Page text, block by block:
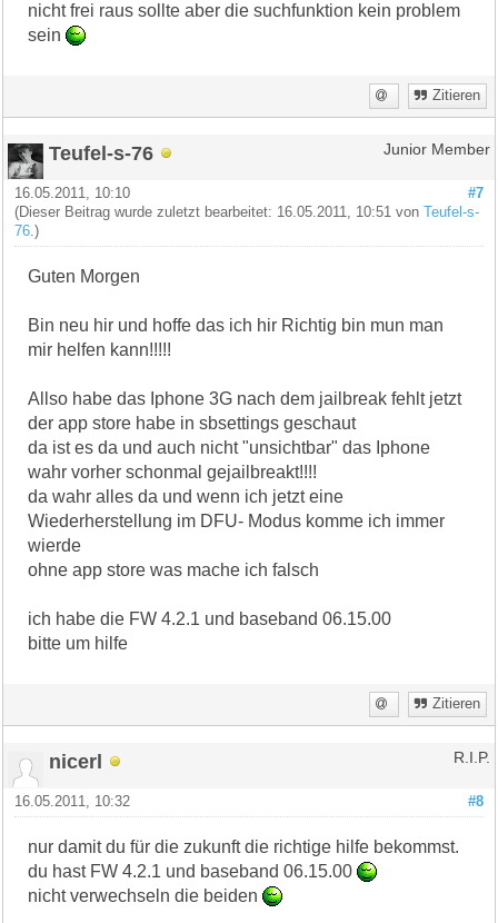
nicht frei raus sollte aber die suchfunktion kein problem
sein
Zitieren
Teufel-s-76 Junior Member
#7
16.05.2011, 10:10
(Dieser Beitrag wurde zuletzt bearbeitet: 16.05.2011, 10:51 vonTeufel-s-
76 .)
Guten Morgen
Bin neu hir und hoffe das ich hir Richtig bin mun man
mir helfen kann!!!!!
Allso habe das Iphone 3G nach dem jailbreak fehlt jetzt
der app store habe in sbsettings geschaut
da ist es da und auch nicht "unsichtbar" das Iphone
wahr vorher schonmal gejailbreakt!!!!
da wahr alles da und wenn ich jetzt eine
Wiederherstellung im DFU- Modus komme ich immer
wierde
ohne app store was mache ich falsch
ich habe die FW 4.2.1 und baseband 06.15.00
bitte um hilfe
Zitieren
nicerl R.I.P.
#8
16.05.2011, 10:32
nur damit du für die zukunft die richtige hilfe bekommst.
du hast FW 4.2.1 und baseband 06.15.00
nicht verwechseln die beiden